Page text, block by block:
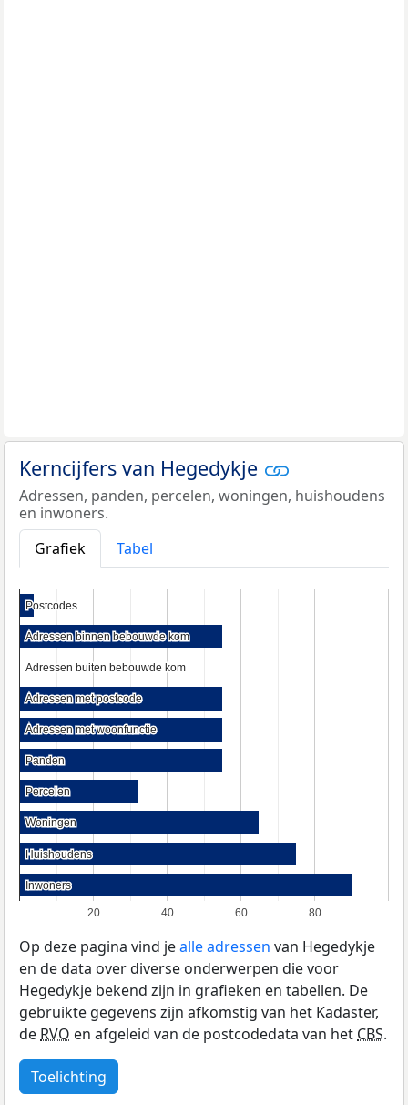
Kerncijfers van Hegedykje
Adressen, panden, percelen, woningen, huishoudens
en inwoners.
Grafiek
Tabel
20 40 60 80
Postcodes
Postcodes
Adressen binnen bebouwde kom
Adressen binnen bebouwde kom
Adressen buiten bebouwde kom
Adressen buiten bebouwde kom
Adressen met postcode
Adressen met postcode
Adressen met woonfunctie
Adressen met woonfunctie
Panden
Panden
Percelen
Percelen
Woningen
Woningen
Huishoudens
Huishoudens
Inwoners
Inwoners
Op deze pagina vind jealle adressen van Hegedykje
en de data over diverse onderwerpen die voor
Hegedykje bekend zijn in grafieken en tabellen. De
gebruikte gegevens zijn afkomstig van het Kadaster,
deRVO en afgeleid van de postcodedata van hetCBS.
Toelichting